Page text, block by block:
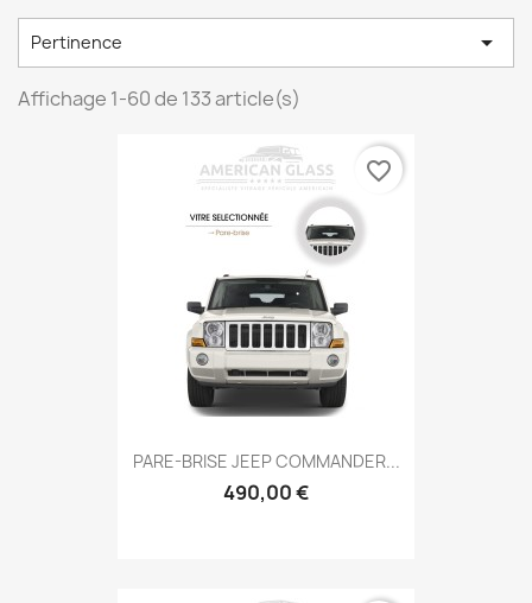
Pertinence 
Affichage 1-60 de 133 article(s)
PARE-BRISE JEEP COMMANDER...
490,00 €
favorite_border